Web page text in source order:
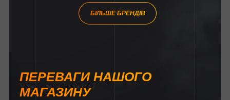
БІЛЬШЕ БРЕНДІВ
ПЕРЕВАГИ НАШОГО
МАГАЗИНУ